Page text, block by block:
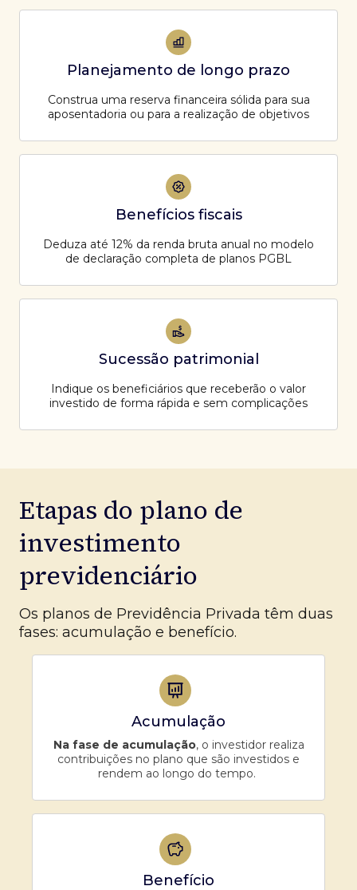
Planejamento de longo prazo
Construa uma reserva financeira sólida para sua
aposentadoria ou para a realização de objetivos
Benefícios fiscais
Deduza até 12% da renda bruta anual no modelo
de declaração completa de planos PGBL
Sucessão patrimonial
Indique os beneficiários que receberão o valor
investido de forma rápida e sem complicações
Etapas do plano de
investimento
previdenciário
Os planos de Previdência Privada têm duas
fases: acumulação e benefício.
Acumulação
Na fase de acumulação, o investidor realiza
contribuições no plano que são investidos e
rendem ao longo do tempo.
Benefício